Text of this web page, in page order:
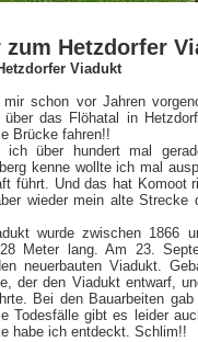
zum Hetzdorfer
Viadukt
schon vor Jahren
über das Flöhatal in
Brücke fahren!!
ich über hundert mal
kenne wollte ich mal
führt. Und das hat Komoot
wieder mein alte Strecke
wurde zwischen 1866
Meter lang. Am 23.
neuerbauten Viadukt.
der den Viadukt entwarf,
Bei den Bauarbeiten
Todesfälle gibt es leider
habe ich entdeckt. Schlim!!